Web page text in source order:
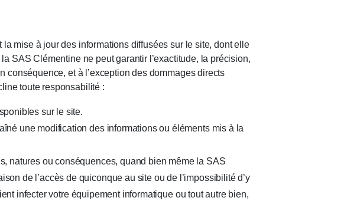
la mise à jour des informations diffusées sur le site, dont elle
SAS Clémentine ne peut garantir l’exactitude, la précision,
conséquence, et à l’exception des dommages directs
toute responsabilité :
sur le site.
une modification des informations ou éléments mis à la
natures ou conséquences, quand bien même la SAS
de l’accès de quiconque au site ou de l’impossibilité d’y
infecter votre équipement informatique ou tout autre bien,